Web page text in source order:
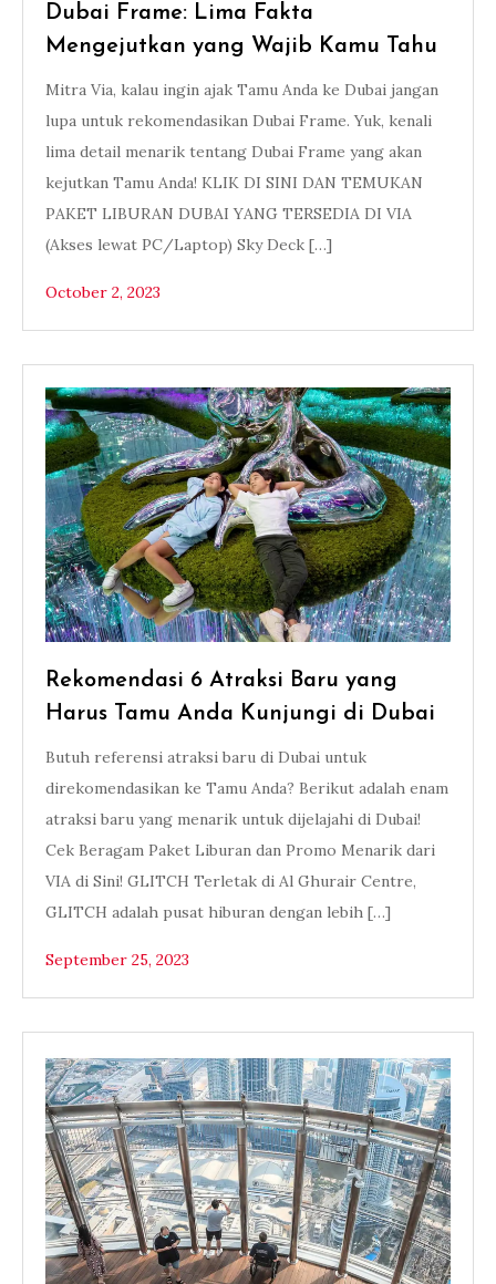
Dubai Frame: Lima Fakta
Mengejutkan yang Wajib Kamu Tahu
Mitra Via, kalau ingin ajak Tamu Anda ke Dubai jangan
lupa untuk rekomendasikan Dubai Frame. Yuk, kenali
lima detail menarik tentang Dubai Frame yang akan
kejutkan Tamu Anda! KLIK DI SINI DAN TEMUKAN
PAKET LIBURAN DUBAI YANG TERSEDIA DI VIA
(Akses lewat PC/Laptop) Sky Deck […]
October 2, 2023
Rekomendasi 6 Atraksi Baru yang
Harus Tamu Anda Kunjungi di Dubai
Butuh referensi atraksi baru di Dubai untuk
direkomendasikan ke Tamu Anda? Berikut adalah enam
atraksi baru yang menarik untuk dijelajahi di Dubai!
Cek Beragam Paket Liburan dan Promo Menarik dari
VIA di Sini! GLITCH Terletak di Al Ghurair Centre,
GLITCH adalah pusat hiburan dengan lebih […]
September 25, 2023